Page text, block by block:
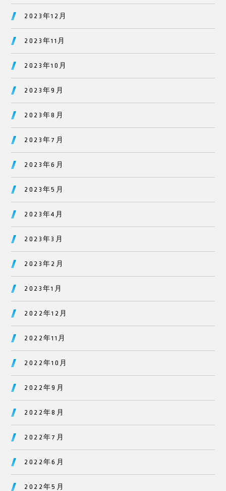
2023年12月
2023年11月
2023年10月
2023年9月
2023年8月
2023年7月
2023年6月
2023年5月
2023年4月
2023年3月
2023年2月
2023年1月
2022年12月
2022年11月
2022年10月
2022年9月
2022年8月
2022年7月
2022年6月
2022年5月